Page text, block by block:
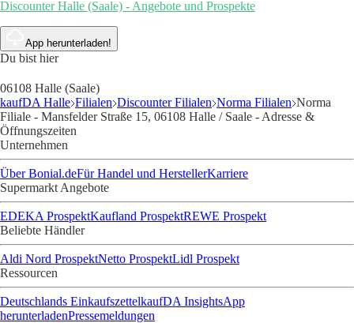
Discounter Halle (Saale) - Angebote und Prospekte
App herunterladen!
Du bist hier
06108 Halle (Saale)
kaufDA Halle Filialen Discounter Filialen Norma Filialen Norma
Filiale - Mansfelder Straße 15, 06108 Halle / Saale - Adresse &
Öffnungszeiten
Unternehmen
Über Bonial.deFür Handel und HerstellerKarriere
Supermarkt Angebote
EDEKA ProspektKaufland ProspektREWE Prospekt
Beliebte Händler
Aldi Nord ProspektNetto ProspektLidl Prospekt
Ressourcen
Deutschlands EinkaufszettelkaufDA InsightsApp
herunterladenPressemeldungen